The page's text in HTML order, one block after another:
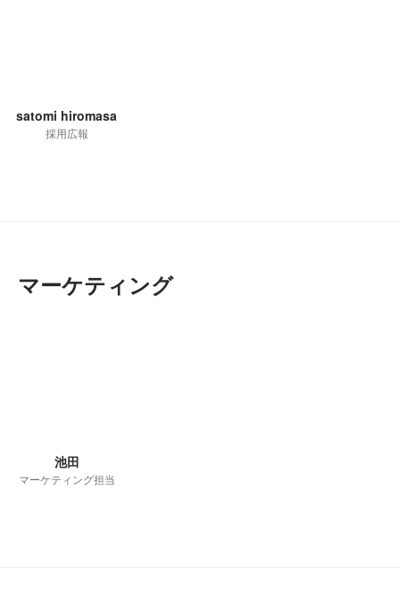
satomi hiromasa
採用広報
マーケティング
池田
マーケティング担当